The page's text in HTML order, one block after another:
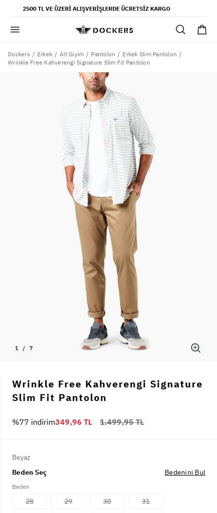
2500 TL VE ÜZERI ALIŞVERIŞLERDE ÜCRETSIZ KARGO
gömlek
şort
ultimate chino pantolon
yaz koleksiyonu
Dockers Erkek Alt Giyim Pantolon
Erkek Slim Pantolon
Wrinkle Free Kahverengi Signature Slim Fit Pantolon
1 / 7
Wrinkle Free Kahverengi Signature
Slim Fit Pantolon
1.499,95 TL
%77 indirim349,96 TL
Beyaz
Beden Seç
Bedenini Bul
Beden
28 29 30 31